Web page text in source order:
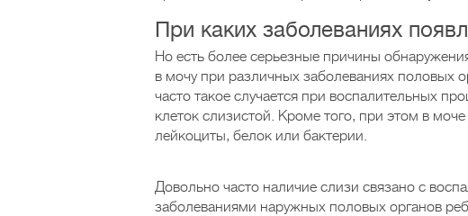
При каких заболеваниях
Но есть более серьезные причины
в мочу при различных заболеваниях половых
часто такое случается при воспалительных
клеток слизистой. Кроме того, при этом в
лейкоциты, белок или бактерии.
Довольно часто наличие слизи связано с
заболеваниями наружных половых органов